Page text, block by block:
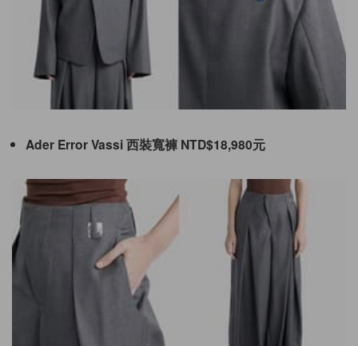
Ader Error Vassi 西裝寬褲 NTD$18,980元